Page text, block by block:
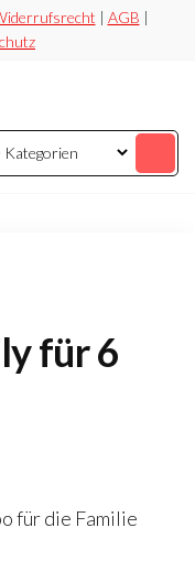
| AGB |
für 6
für die Familie